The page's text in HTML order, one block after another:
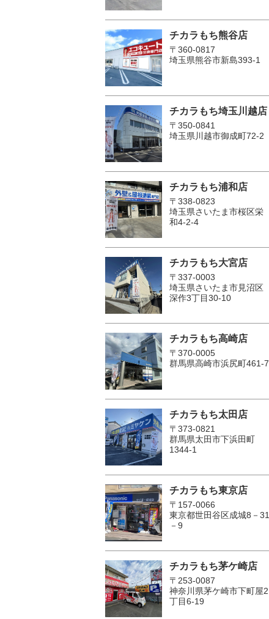
チカラもち熊谷店
〒360-0817
埼玉県熊谷市新島393-1
チカラもち埼玉川越店
〒350-0841
埼玉県川越市御成町72-2
チカラもち浦和店
〒338-0823
埼玉県さいたま市桜区栄
和4-2-4
チカラもち大宮店
〒337-0003
埼玉県さいたま市見沼区
深作3丁目30-10
チカラもち高崎店
〒370-0005
群馬県高崎市浜尻町461-7
チカラもち太田店
〒373-0821
群馬県太田市下浜田町
1344-1
チカラもち東京店
〒157-0066
東京都世田谷区成城8－31
－9
チカラもち茅ケ崎店
〒253-0087
神奈川県茅ケ崎市下町屋2
丁目6-19